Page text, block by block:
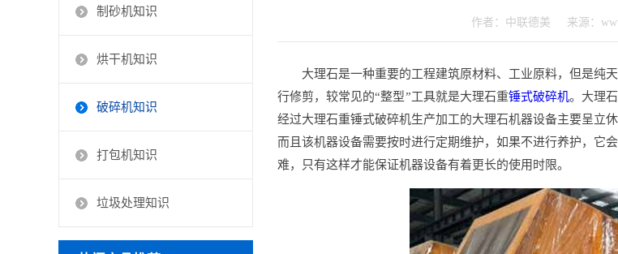
制砂机知识
烘干机知识
破碎机知识
打包机知识
垃圾处理知识
作者：中联德美 来源：
大理石是一种重要的工程建筑原材料、工业原料，但是纯
行修剪，较常见的“整型”工具就是大理石重锤式破碎机。大理石
经过大理石重锤式破碎机生产加工的大理石机器设备主要呈立
而且该机器设备需要按时进行定期维护，如果不进行养护，它
难，只有这样才能保证机器设备有着更长的使用时限。